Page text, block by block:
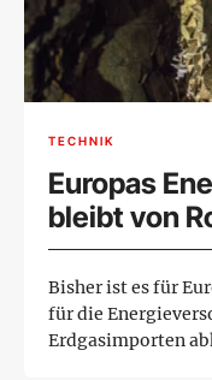
TECHNIK
Europas
bleibt von
abhängig
Bisher ist es für
für die
Erdgasimporten